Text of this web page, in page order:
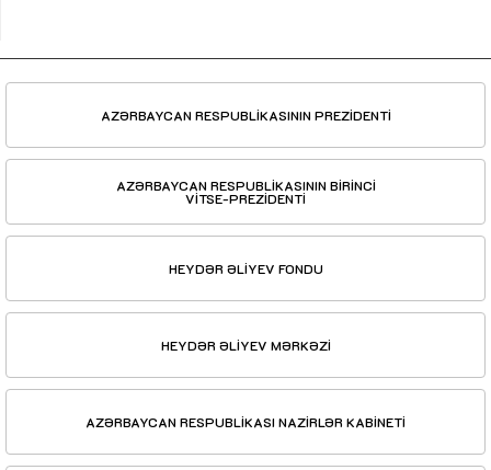
AZƏRBAYCAN RESPUBLİKASININ PREZİDENTİ
AZƏRBAYCAN RESPUBLİKASININ BİRİNCİ
VİTSE-PREZİDENTİ
HEYDƏR ƏLİYEV FONDU
HEYDƏR ƏLİYEV MƏRKƏZİ
AZƏRBAYCAN RESPUBLİKASI NAZİRLƏR KABİNETİ